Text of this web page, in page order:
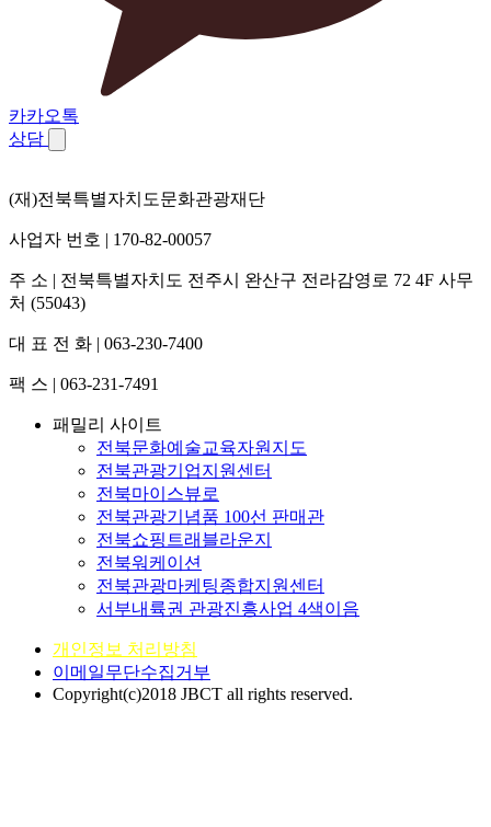
카카오톡
상담
(재)전북특별자치도문화관광재단
사업자 번호 | 170-82-00057
주 소 | 전북특별자치도 전주시 완산구 전라감영로 72 4F 사무
처 (55043)
대 표 전 화 | 063-230-7400
팩 스 | 063-231-7491
패밀리 사이트
전북문화예술교육자원지도
전북관광기업지원센터
전북마이스뷰로
전북관광기념품 100선 판매관
전북쇼핑트래블라운지
전북워케이션
전북관광마케팅종합지원센터
서부내륙권 관광진흥사업 4색이음
개인정보 처리방침
이메일무단수집거부
Copyright(c)2018 JBCT all rights reserved.